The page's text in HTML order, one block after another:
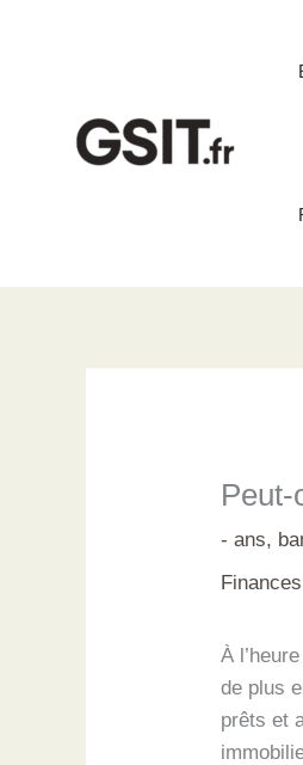
-ans,
Finances
À
de plus
prêts et